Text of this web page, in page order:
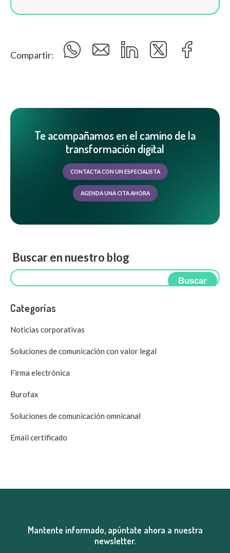
Compartir:
Te acompañamos en el camino de la
transformación digital
CONTACTA CON UN ESPECIALISTA
AGENDA UNA CITA AHORA
Buscar en nuestro blog
Buscar
Categorías
Noticias corporativas
Soluciones de comunicación con valor legal
Firma electrónica
Burofax
Soluciones de comunicación omnicanal
Email certificado
Mantente informado, apúntate ahora a nuestra
newsletter.